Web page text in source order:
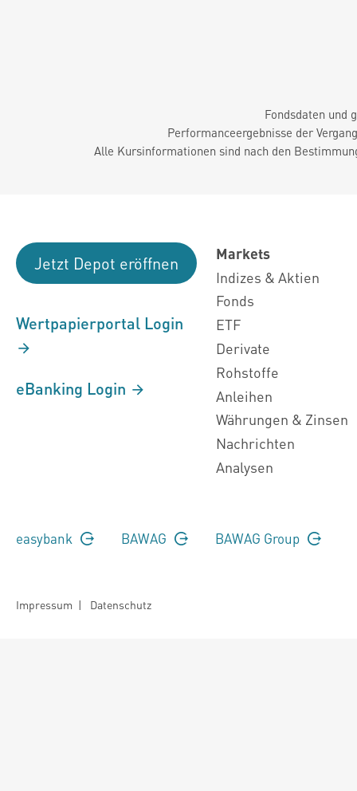
Fondsdaten und
Performanceergebnisse der
Alle Kursinformationen sind nach den
Jetzt Depot eröffnen
Wertpapierportal Login
eBanking Login
Markets
Indizes & Aktien
Fonds
ETF
Derivate
Rohstoffe
Anleihen
Währungen & Zinsen
Nachrichten
Analysen
easybank BAWAG BAWAG Group
Impressum | Datenschutz